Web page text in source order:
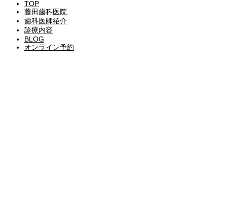
TOP
藤田歯科医院
歯科医師紹介
診療内容
BLOG
オンライン予約